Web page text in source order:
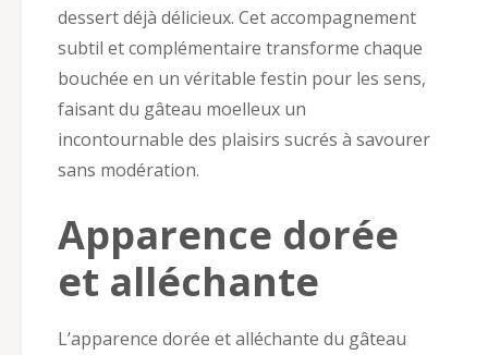
dessert déjà délicieux. Cet accompagnement
subtil et complémentaire transforme chaque
bouchée en un véritable festin pour les sens,
faisant du gâteau moelleux un
incontournable des plaisirs sucrés à savourer
sans modération.
Apparence dorée
et alléchante
L’apparence dorée et alléchante du gâteau